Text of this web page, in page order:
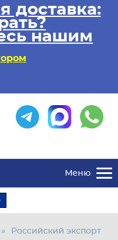
доставка:
нашим
Меню
Российский экспорт